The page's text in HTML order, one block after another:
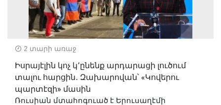
2 տարի առաջ
Իսրայէլին կոչ կ՚ընենք արդարացի լուծում
տալու հարցին․ Զախարովան՝ «Կովերու
պարտէզի» մասին
Ռուսիան մտահոգուած է Երուսաղէմի